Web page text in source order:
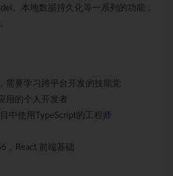
、本地数据持久化等一系列的功能，
需要学习跨平台开发的技能党
用的个人开发者
中使用TypeScript的工程师
，React 前端基础